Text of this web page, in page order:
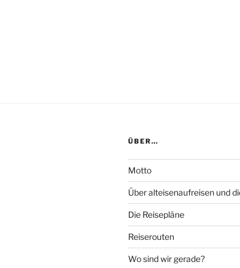
ÜBER…
Motto
Über alteisenaufreisen und
Die Reisepläne
Reiserouten
Wo sind wir gerade?